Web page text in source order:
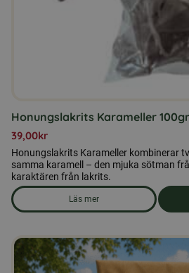
Honungslakrits Karameller 100gr
39,00kr
Honungslakrits Karameller kombinerar
samma karamell – den mjuka sötman
karaktären från lakrits.
Läs mer
om produkten